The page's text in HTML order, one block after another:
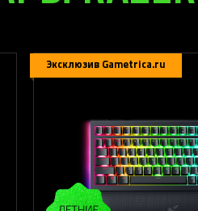
Эксклюзив Gametrica.ru